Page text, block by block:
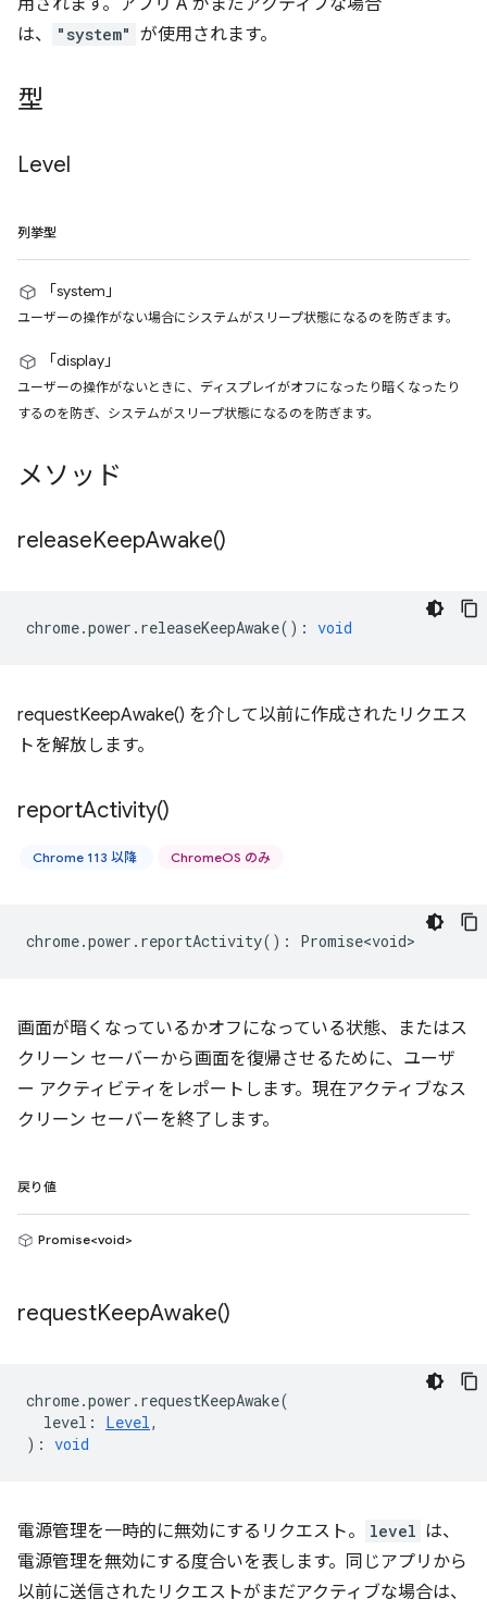
用されます。アプリ A がまだアクティブな場合
は、
"system" が使用されます。
型
Level
列挙型
「system」
ユーザーの操作がない場合にシステムがスリープ状態になるのを防ぎます。
「display」
ユーザーの操作がないときに、ディスプレイがオフになったり暗くなったり
するのを防ぎ、システムがスリープ状態になるのを防ぎます。
メソッド
releaseKeepAwake()
chrome.power . releaseKeepAwake() : void
requestKeepAwake() を介して以前に作成されたリクエス
トを解放します。
reportActivity()
Chrome 113 以降 ChromeOS のみ
chrome.power . reportActivity() : Promise<void>
画面が暗くなっているかオフになっている状態、またはス
クリーン セーバーから画面を復帰させるために、ユーザ
ー アクティビティをレポートします。現在アクティブなス
クリーン セーバーを終了します。
戻り値
Promise<void>
requestKeepAwake()
chrome.power . requestKeepAwake(
level : Level,
) : void
電源管理を一時的に無効にするリクエスト。 level は、
電源管理を無効にする度合いを表します。同じアプリから
以前に送信されたリクエストがまだアクティブな場合は、